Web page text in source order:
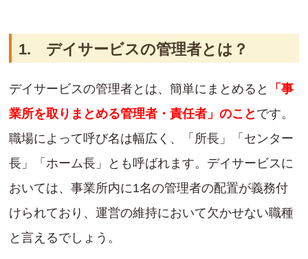
1. デイサービスの管理者とは？
デイサービスの管理者とは、簡単にまとめると
「事
業所を取りまとめる管理者・責任者」のこと です。
職場によって呼び名は幅広く、「所長」「センター
長」「ホーム長」とも呼ばれます。デイサービスに
おいては、事業所内に1名の管理者の配置が義務付
けられており、運営の維持において欠かせない職種
と言えるでしょう。